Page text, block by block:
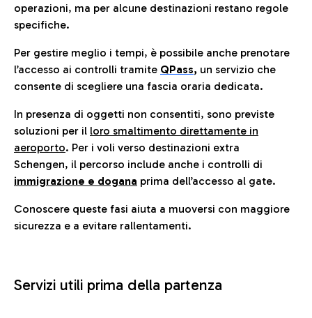
operazioni, ma per alcune destinazioni restano regole
specifiche.
Per gestire meglio i tempi, è possibile anche prenotare
l’accesso ai controlli tramite QPass, un servizio che
consente di scegliere una fascia oraria dedicata.
In presenza di oggetti non consentiti, sono previste
soluzioni per il loro smaltimento direttamente in
aeroporto. Per i voli verso destinazioni extra
Schengen, il percorso include anche i controlli di
immigrazione e dogana prima dell’accesso al gate.
Conoscere queste fasi aiuta a muoversi con maggiore
sicurezza e a evitare rallentamenti.
Servizi utili prima della partenza